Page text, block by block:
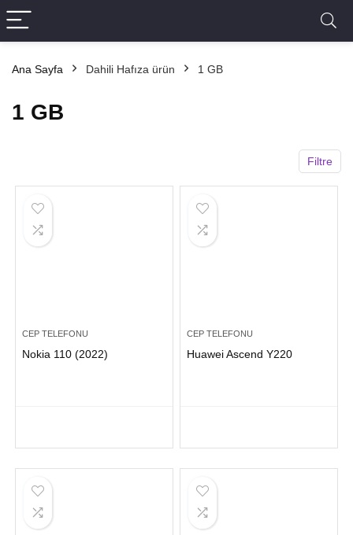
Ana Sayfa Dahili Hafıza ürün 1 GB
1 GB
Filtre
CEP TELEFONU
Nokia 110 (2022)
CEP TELEFONU
Huawei Ascend Y220